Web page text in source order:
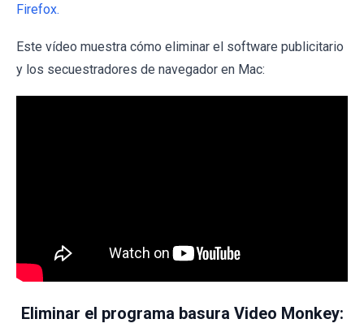
Firefox.
Este vídeo muestra cómo eliminar el software publicitario
y los secuestradores de navegador en Mac:
Eliminar el programa basura Video Monkey: